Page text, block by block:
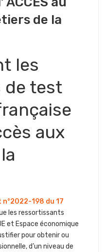
de la
les
de test
aux
n°2022-198 du 17
les ressortissants
et Espace économique
pour obtenir ou
d’un niveau de